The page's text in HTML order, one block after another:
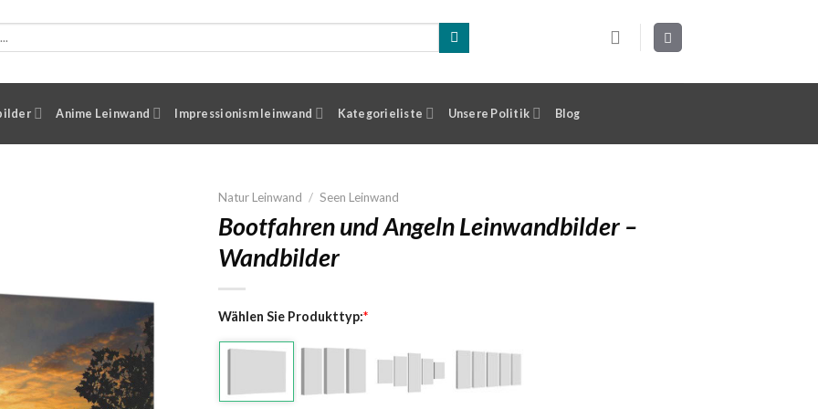
Anime Leinwand Impressionism leinwand Kategorieliste Unsere Politik Blog
Natur Leinwand / Seen Leinwand
Bootfahren und Angeln Leinwandbilder –
Wandbilder
Wählen Sie Produkttyp:*